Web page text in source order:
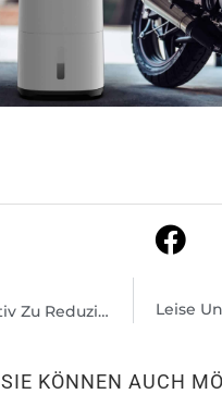
Tipps Um Feuchtigkeit In Räumen Effektiv Zu Reduzieren Und Folgeschäden Zu Vermeiden
SIE KÖNNEN AUCH